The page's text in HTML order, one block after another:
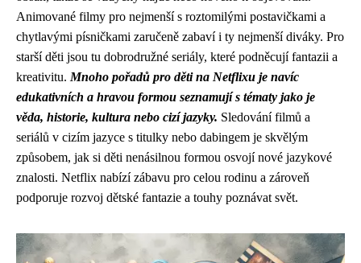
Animované filmy pro nejmenší s roztomilými postavičkami a
chytlavými písničkami zaručeně zabaví i ty nejmenší diváky. Pro
starší děti jsou tu dobrodružné seriály, které podněcují fantazii a
kreativitu. Mnoho pořadů pro děti na Netflixu je navíc
edukativních a hravou formou seznamují s tématy jako je
věda, historie, kultura nebo cizí jazyky. Sledování filmů a
seriálů v cizím jazyce s titulky nebo dabingem je skvělým
způsobem, jak si děti nenásilnou formou osvojí nové jazykové
znalosti. Netflix nabízí zábavu pro celou rodinu a zároveň
podporuje rozvoj dětské fantazie a touhy poznávat svět.